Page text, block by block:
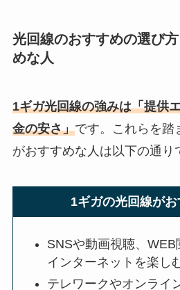
光回線のおすすめの選び
めな人
1ギガ光回線の強みは「提供
金の安さ」です。これらを踏
がおすすめな人は以下の通り
1ギガの光回線が
SNSや動画視聴、
インターネットを楽し
テレワークやオンライ